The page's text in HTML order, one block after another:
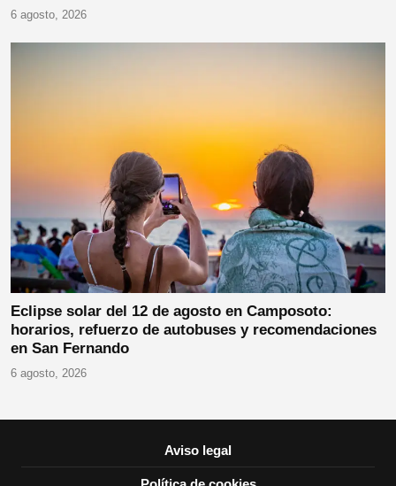
6 agosto, 2026
Eclipse solar del 12 de agosto en Camposoto:
horarios, refuerzo de autobuses y recomendaciones
en San Fernando
6 agosto, 2026
Aviso legal